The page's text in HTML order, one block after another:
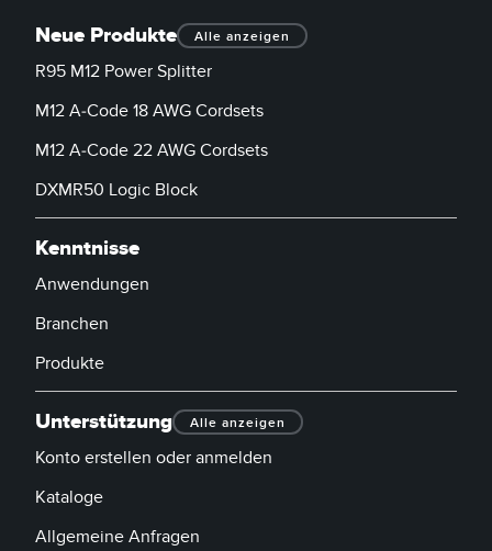
Neue Produkte Alle anzeigen
R95 M12 Power Splitter
M12 A-Code 18 AWG Cordsets
M12 A-Code 22 AWG Cordsets
DXMR50 Logic Block
Kenntnisse
Anwendungen
Branchen
Produkte
Unterstützung Alle anzeigen
Konto erstellen oder anmelden
Kataloge
Allgemeine Anfragen